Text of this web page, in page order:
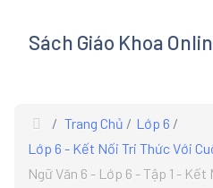
Sách Giáo Khoa
Trang Chủ
Lớp 6
Lớp 6 - Kết Nối Tri Thức Với
Ngữ Văn 6 - Lớp 6 - Tập 1 -